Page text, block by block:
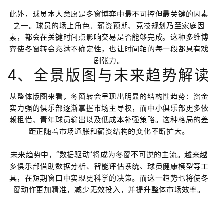
此外，球员本人意愿是冬窗博弈中最不可控但最关键的因素
之一。球员的场上角色、薪资预期、竞技规划乃至家庭因
素，都会在关键时间点影响交易是否能够完成。这种多维博
弈使冬窗转会充满不确定性，也让时间轴的每一段都具有戏
剧张力。
4、全景版图与未来趋势解读
从整体版图来看，冬窗转会呈现出明显的结构性趋势：资金
实力强的俱乐部逐渐掌握市场主导权，而中小俱乐部更多依
赖租借、青年球员输出以及低成本补强策略。这种格局的差
距正随着市场通胀和薪资结构的变化不断扩大。
未来趋势中，“数据驱动”将成为冬窗不可逆的主流。越来越
多俱乐部借助数据分析、智能评估系统、球员健康模型等工
具，在短期窗口中实现更科学的决策。而这一趋势也将使冬
窗动作更加精准，减少无效投入，并提升整体市场效率。